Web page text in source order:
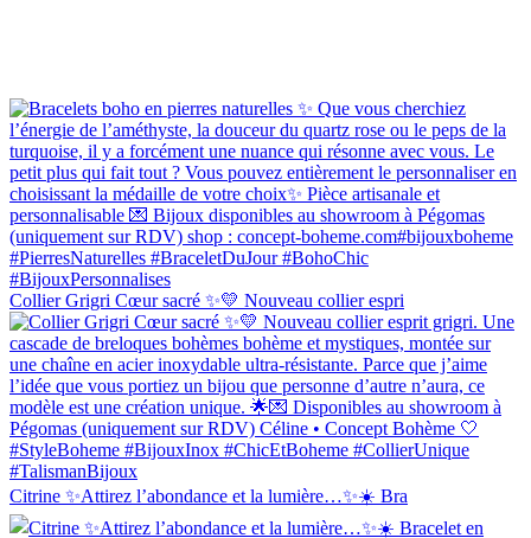
Collier Grigri Cœur sacré ✨💛 Nouveau collier espri
Citrine ✨Attirez l’abondance et la lumière…✨☀️ Bra